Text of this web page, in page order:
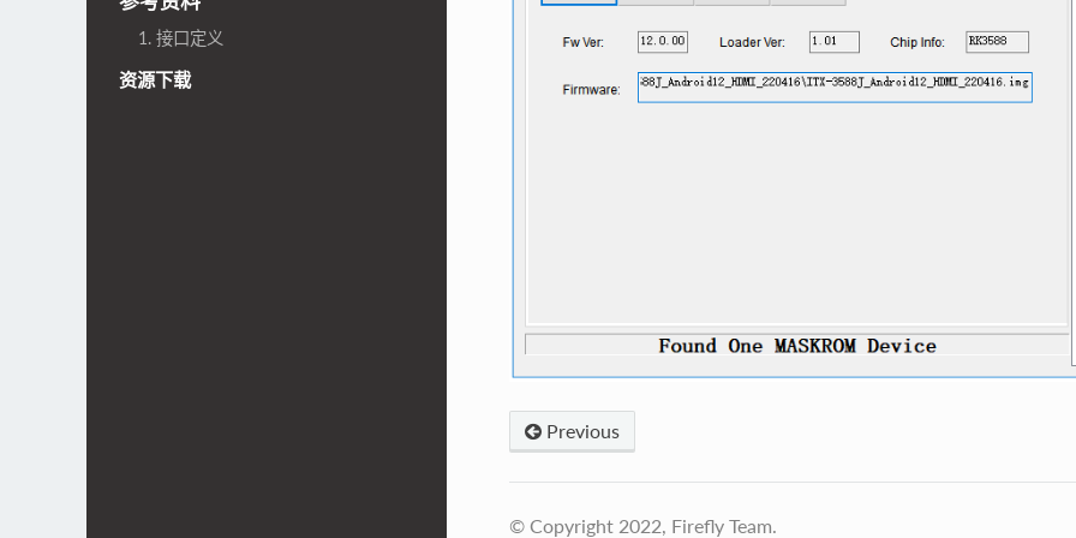
1. 接口定义
资源下载
Previous
© Copyright 2022, Firefly Team.